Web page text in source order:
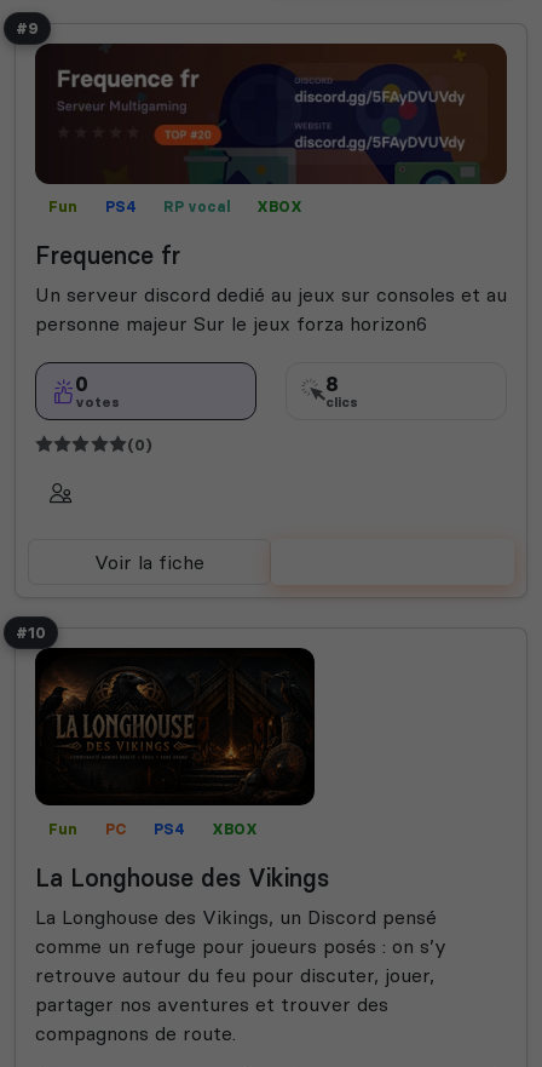
#9
Fun PS4 RP vocal XBOX
Frequence fr
Un serveur discord dedié au jeux sur consoles et au
personne majeur Sur le jeux forza horizon6
0
votes
8
clics
(0)
Voir la fiche
#10
Fun PC PS4 XBOX
La Longhouse des Vikings
La Longhouse des Vikings, un Discord pensé
comme un refuge pour joueurs posés : on s’y
retrouve autour du feu pour discuter, jouer,
partager nos aventures et trouver des
compagnons de route.